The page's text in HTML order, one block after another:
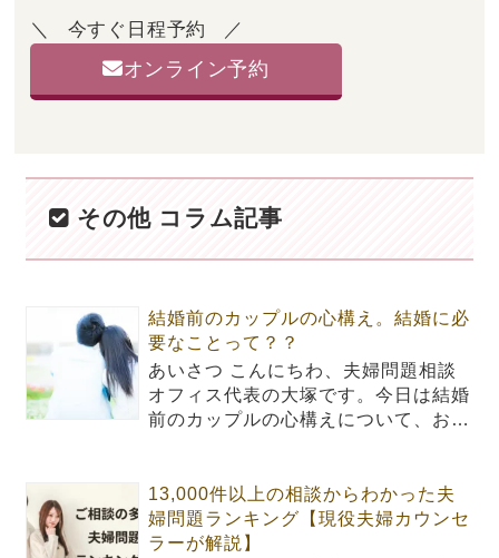
今すぐ日程予約
オンライン予約
その他 コラム記事
結婚前のカップルの心構え。結婚に必
要なことって？？
あいさつ こんにちわ、夫婦問題相談
オフィス代表の大塚です。今日は結婚
前のカップルの心構えについて、お…
13,000件以上の相談からわかった夫
婦問題ランキング【現役夫婦カウンセ
ラーが解説】